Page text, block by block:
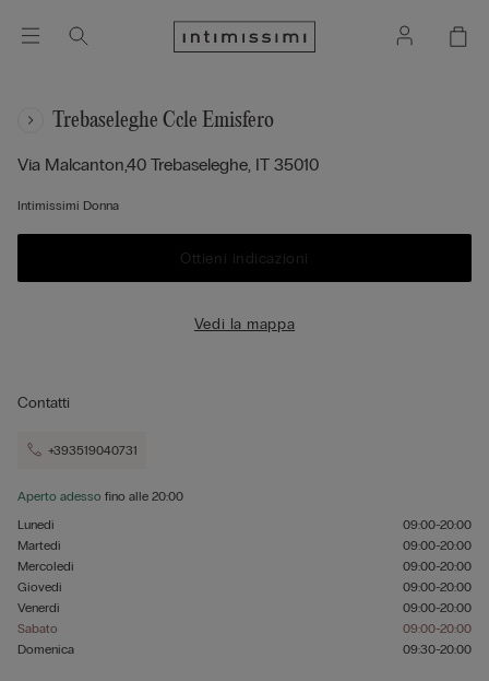
Trebaseleghe Ccle Emisfero
Via Malcanton,40 Trebaseleghe, IT 35010
Intimissimi Donna
Ottieni indicazioni
Vedi la mappa
Contatti
+393519040731
Aperto adesso fino alle 20:00
Lunedì
09:00-20:00
Martedì
09:00-20:00
Mercoledì
09:00-20:00
Giovedì
09:00-20:00
Venerdì
09:00-20:00
Sabato
09:00-20:00
Domenica
09:30-20:00